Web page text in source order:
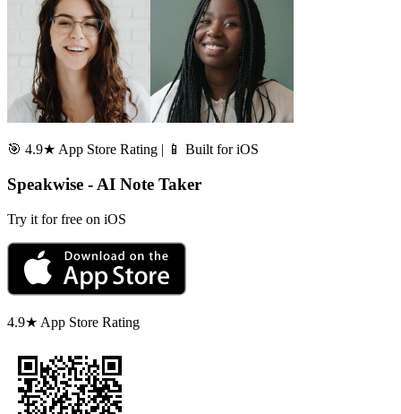
🎯 4.9★ App Store Rating | 📱 Built for iOS
Speakwise - AI Note Taker
Try it for free on iOS
4.9★ App Store Rating